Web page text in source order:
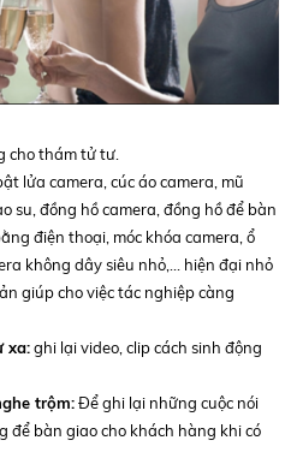
cho thám tử tư.
lửa camera, cúc áo camera, mũ
su, đồng hồ camera, đồng hồ để bàn
điện thoại, móc khóa camera, ổ
không dây siêu nhỏ,… hiện đại nhỏ
giúp cho việc tác nghiệp càng
xa:ghi lại video, clip cách sinh động
trộm:Để ghi lại những cuộc nói
để bàn giao cho khách hàng khi có